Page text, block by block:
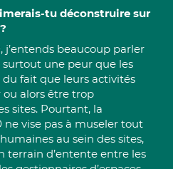
tu déconstruire sur
beaucoup parler
surtout une peur que les
fait que leurs activités
alors être trop
sites. Pourtant, la
vise pas à museler tout
au sein des sites,
terrain d’entente entre les